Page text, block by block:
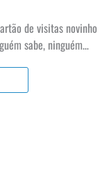
de visitas novinho
sabe, ninguém…